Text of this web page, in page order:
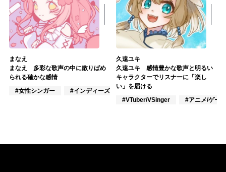
まなえ
まなえ 多彩な歌声の中に散りばめ
られる確かな感情
#女性シンガー
#インディーズ #作詞/作曲家
久遠ユキ
久遠ユキ 感情豊かな歌声と明るい
キャラクターでリスナーに「楽し
い」を届ける
#VTuber/VSinger
#アニメ/ゲーム